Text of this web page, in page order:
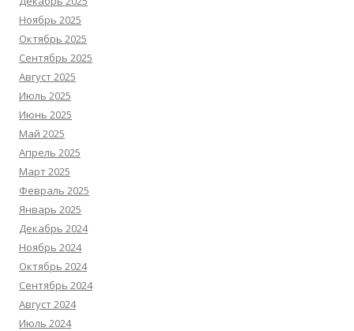
Ноябрь 2025
Октябрь 2025
Сентябрь 2025
Август 2025
Июль 2025
Июнь 2025
Май 2025
Апрель 2025
Март 2025
Февраль 2025
Январь 2025
Декабрь 2024
Ноябрь 2024
Октябрь 2024
Сентябрь 2024
Август 2024
Июль 2024